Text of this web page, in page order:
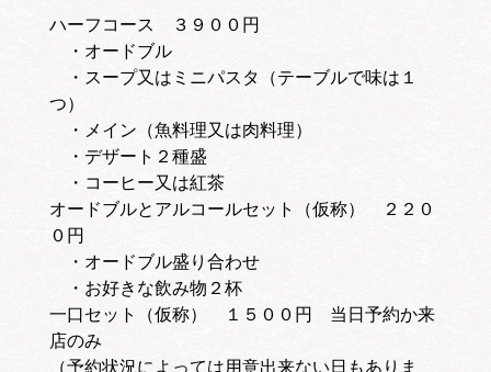
ハーフコース ３９００円
・オードブル
・スープ又はミニパスタ（テーブルで味は１
つ）
・メイン（魚料理又は肉料理）
・デザート２種盛
・コーヒー又は紅茶
オードブルとアルコールセット（仮称） ２２０
０円
・オードブル盛り合わせ
・お好きな飲み物２杯
一口セット（仮称） １５００円 当日予約か来
店のみ